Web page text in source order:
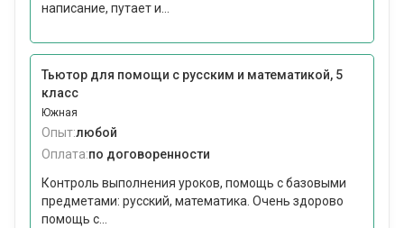
написание, путает и...
Тьютор для помощи с русским и математикой, 5
класс
Южная
Опыт:любой
Оплата:по договоренности
Контроль выполнения уроков, помощь с базовыми
предметами: русский, математика. Очень здорово
помощь с...